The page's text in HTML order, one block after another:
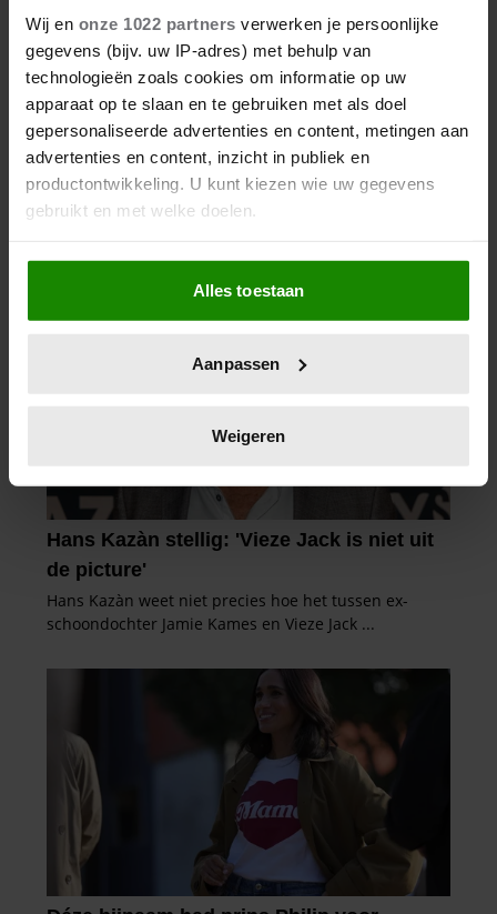
Wij en onze 1022 partners verwerken je persoonlijke
gegevens (bijv. uw IP-adres) met behulp van
technologieën zoals cookies om informatie op uw
apparaat op te slaan en te gebruiken met als doel
gepersonaliseerde advertenties en content, metingen aan
advertenties en content, inzicht in publiek en
productontwikkeling. U kunt kiezen wie uw gegevens
gebruikt en met welke doelen.
Als u het toestaat, willen we ook graag:
Informatie verzamelen over uw geografische
locatie, die tot een paar meter nauwkeurig kan zijn
scannen op specifieke eigenschappen (fingerprinting)
verwerkt en stel uw voorkeuren in het
intrekken in de Cookieverklaring.
We gebruiken cookies om content en advertenties te
personaliseren, om functies voor social media te bieden
en om ons websiteverkeer te analyseren. Ook delen we
informatie over uw gebruik van onze site met onze
partners kunnen deze gegevens combineren met andere
informatie die u aan ze heeft verstrekt of die ze hebben
verzameld op basis van uw gebruik van hun services. U
gaat akkoord met onze cookies als u onze website blijft
gebruiken.
Alles toestaan
Aanpassen
Weigeren